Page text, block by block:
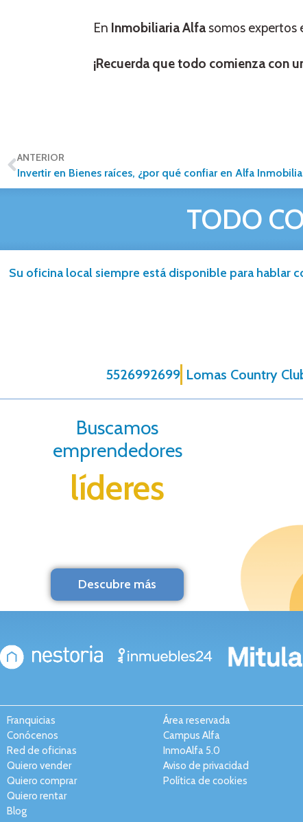
En Inmobiliaria Alfa somos expertos
¡Recuerda que todo comienza con
ANTERIOR
Invertir en Bienes raíces, ¿por qué confiar en Alfa
TODO
Su oficina local siempre está disponible para hablar
5526992699 Lomas Country
Buscamos
emprendedores
líderes
Descubre más
Franquicias
Conócenos
Red de oficinas
Quiero vender
Quiero comprar
Quiero rentar
Blog
Área reservada
Campus Alfa
InmoAlfa 5.0
Aviso de privacidad
Política de cookies